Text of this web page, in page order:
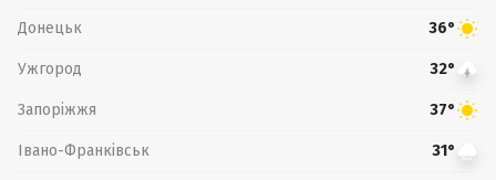
Донецьк 36°
Ужгород 32°
Запоріжжя 37°
Івано-Франківськ 31°